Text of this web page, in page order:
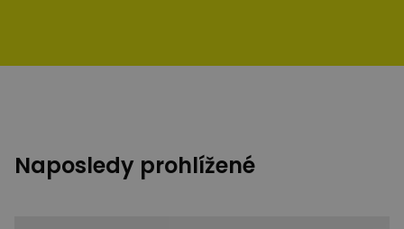
Naposledy prohlížené